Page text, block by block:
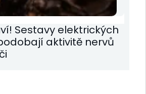
Sestavy elektrických
aktivitě nervů